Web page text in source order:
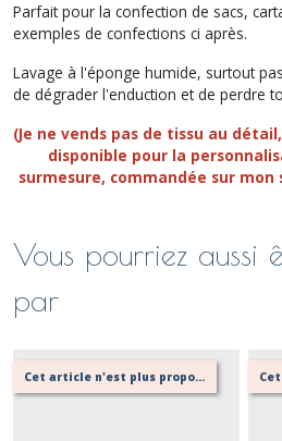
Parfait pour la confection de sacs,
exemples de confections ci après.
Lavage à l'éponge humide, surtout
de dégrader l'enduction et de perdre
(Je ne vends pas de tissu au
disponible pour la
surmesure, commandée sur mon
Vous pourriez aussi
par
Cet article n'est plus proposé, retournez au menu principal ou contactez moi!